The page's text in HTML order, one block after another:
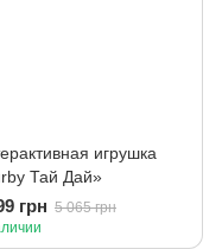
игрушка
Тай Дай»
грн 5 065 грн